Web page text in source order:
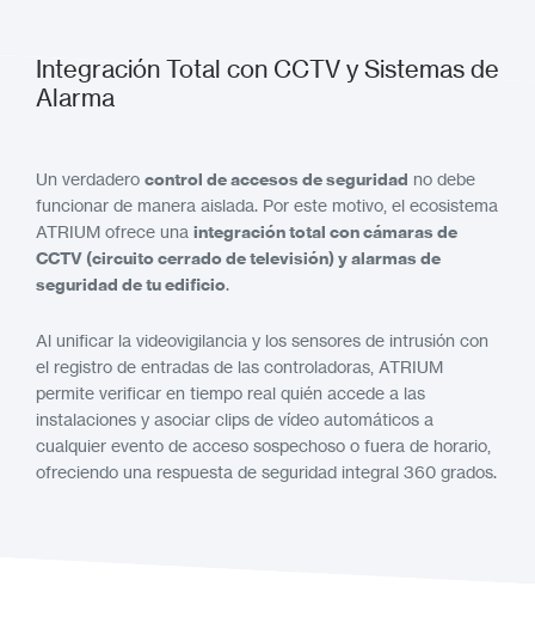
Integración Total con CCTV y Sistemas de
Alarma
Un verdadero control de accesos de seguridad no debe
funcionar de manera aislada. Por este motivo, el ecosistema
ATRIUM ofrece una integración total con cámaras de
CCTV (circuito cerrado de televisión) y alarmas de
seguridad de tu edificio.
Al unificar la videovigilancia y los sensores de intrusión con
el registro de entradas de las controladoras, ATRIUM
permite verificar en tiempo real quién accede a las
instalaciones y asociar clips de vídeo automáticos a
cualquier evento de acceso sospechoso o fuera de horario,
ofreciendo una respuesta de seguridad integral 360 grados.